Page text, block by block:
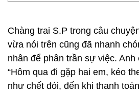
Chàng trai S.P trong câu
vừa nói trên cũng đã nhanh
nhân để phân trần sự việc. Anh
“Hôm qua đi gặp hai em, kéo
như chết đói, đến khi thanh